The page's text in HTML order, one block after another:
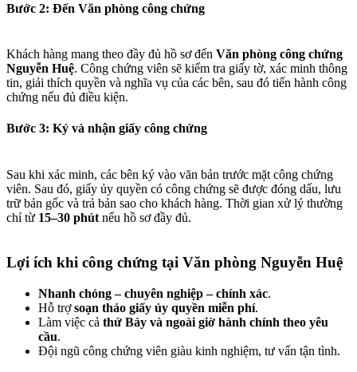
Bước 2: Đến Văn phòng công chứng​
Khách hàng mang theo đầy đủ hồ sơ đến Văn phòng công chứng
Nguyễn Huệ. Công chứng viên sẽ kiểm tra giấy tờ, xác minh thông
tin, giải thích quyền và nghĩa vụ của các bên, sau đó tiến hành công
chứng nếu đủ điều kiện.
Bước 3: Ký và nhận giấy công chứng​
Sau khi xác minh, các bên ký vào văn bản trước mặt công chứng
viên. Sau đó, giấy ủy quyền có công chứng sẽ được đóng dấu, lưu
trữ bản gốc và trả bản sao cho khách hàng. Thời gian xử lý thường
chỉ từ 15–30 phút nếu hồ sơ đầy đủ.
Lợi ích khi công chứng tại Văn phòng Nguyễn Huệ​
Nhanh chóng – chuyên nghiệp – chính xác.
Hỗ trợsoạn thảo giấy ủy quyền miễn phí.
Làm việc cả thứ Bảy và ngoài giờ hành chính theo yêu
cầu.
Đội ngũ công chứng viên giàu kinh nghiệm, tư vấn tận tình.